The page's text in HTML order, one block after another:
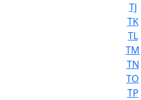
TJ
TK
TL
TM
TN
TO
TP